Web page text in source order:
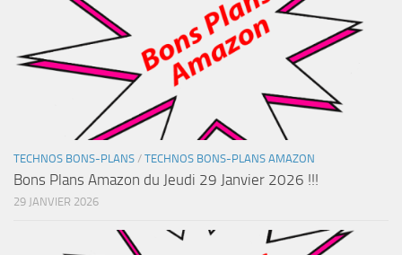
TECHNOS BONS-PLANS / TECHNOS BONS-PLANS AMAZON
Bons Plans Amazon du Jeudi 29 Janvier 2026 !!!
29 JANVIER 2026